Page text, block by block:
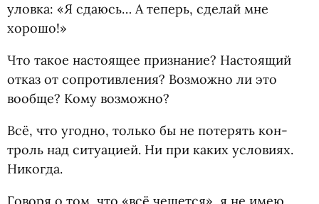
уловка: «Я сда­юсь… А теперь, сде­лай мне
хорошо!»
Что такое насто­я­щее при­зна­ние? Насто­я­щий
отказ от сопро­тив­ле­ния? Воз­можно ли это
вообще? Кому возможно?
Всё, что угодно, только бы не поте­рять кон­
троль над ситу­а­цией. Ни при каких усло­виях.
Никогда.